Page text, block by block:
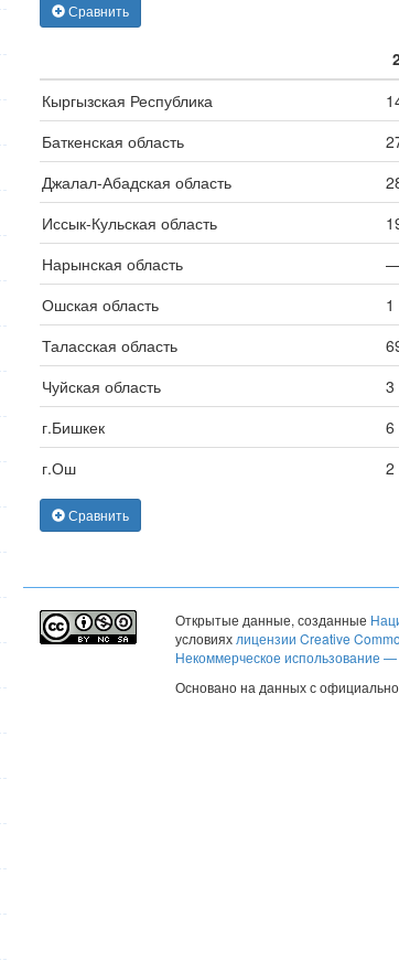
Сравнить
Кыргызская Республика
Баткенская область
Джалал-Абадская область
Иссык-Кульская область
Нарынская область
Ошская область
1
Таласская область
Чуйская область
3
г.Бишкек
6
г.Ош
2
Сравнить
Открытые данные, созданные
условиях лицензии Creative
Некоммерческое использование
Основано на данных с